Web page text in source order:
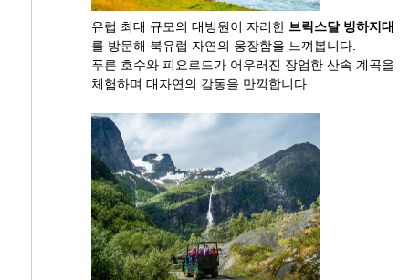
유럽 최대 규모의 대빙원이 자리한 브릭스달 빙하지대
를 방문해 북유럽 자연의 웅장함을 느껴봅니다.
푸른 호수와 피요르드가 어우러진 장엄한 산속 계곡을
체험하며 대자연의 감동을 만끽합니다.